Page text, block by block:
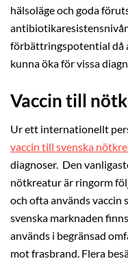
hälsoläge och goda
förbättringspotential då
kunna öka för vissa
Vaccin till
Ur ett internationellt
vaccin till svenska
diagnoser. Den
nötkreatur är ringorm
och ofta används vaccin
svenska marknaden
används i begränsad
mot frasbrand. Flera